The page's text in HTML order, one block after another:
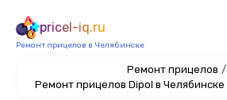
pricel-iq.ru
Ремонт прицелов в Челябинске
Ремонт прицелов /
Ремонт прицелов Dipol в Челябинске